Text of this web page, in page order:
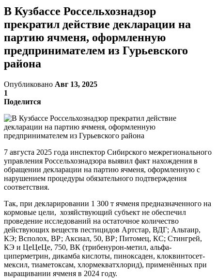
В Кузбассе Россельхознадзор
прекратил действие декларации на
партию ячменя, оформленную
предпринимателем из Гурьевского
района
Опубликовано Авг 13, 2025
1
Поделится
7 августа 2025 года инспектор Сибирского межрегионального
управления Россельхознадзора выявил факт нахождения в
обращении декларации на партию ячменя, оформленную с
нарушением процедуры обязательного подтверждения
соответствия.
Так, при декларировании 1 300 т ячменя предназначенного на
кормовые цели, хозяйствующий субъект не обеспечил
проведение исследований на остаточное количество
действующих веществ пестицидов Артстар, ВДГ; Альтаир,
КЭ; Всполох, ВР; Аксиал, 50, ВР; Питомец, КС; Стингрей,
КЭ и ЦеЦеЦе, 750, ВК (трибенурон-метил, альфа-
циперметрин, дикамба кислоты, пиноксаден, клоквинтосет-
мексил, тиаметоксам, хлормекватхлорид), применённых при
выращивании ячменя в 2024 году.